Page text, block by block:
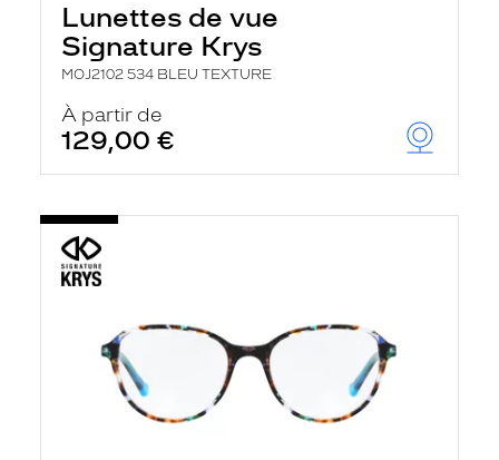
Lunettes de vue
Signature Krys
MOJ2102 534 BLEU TEXTURE
À partir de
129,00 €